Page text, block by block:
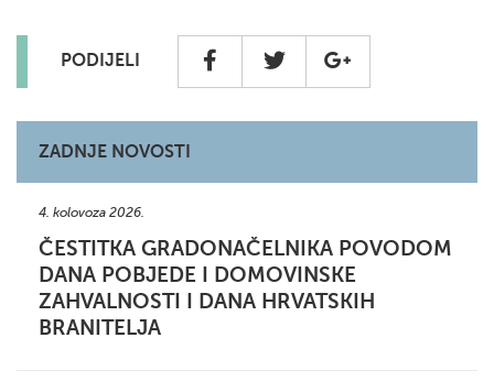
PODIJELI
ZADNJE NOVOSTI
4. kolovoza 2026.
ČESTITKA GRADONAČELNIKA POVODOM
DANA POBJEDE I DOMOVINSKE
ZAHVALNOSTI I DANA HRVATSKIH
BRANITELJA